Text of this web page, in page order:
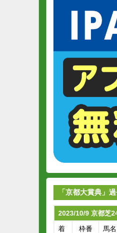
「京都大賞典」
2023/10/9 京都芝
着
枠番 馬名